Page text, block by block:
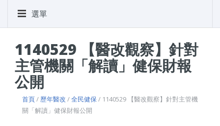
選單
1140529 【醫改觀察】針對
主管機關「解讀」健保財報
公開
首頁/ 歷年醫改 /全民健保/ 1140529 【醫改觀察】針對主管機
關「解讀」健保財報公開